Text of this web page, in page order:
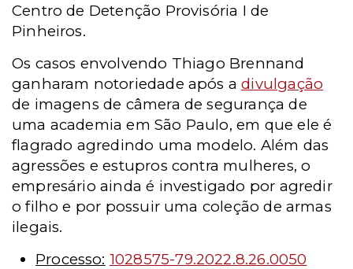
Centro de Detenção Provisória I de
Pinheiros.
Os casos envolvendo Thiago Brennand
ganharam notoriedade após adivulgação
de imagens de câmera de segurança de
uma academia em São Paulo, em que ele é
flagrado agredindo uma modelo. Além das
agressões e estupros contra mulheres, o
empresário ainda é investigado por agredir
o filho e por possuir uma coleção de armas
ilegais.
Processo: 1028575-79.2022.8.26.0050